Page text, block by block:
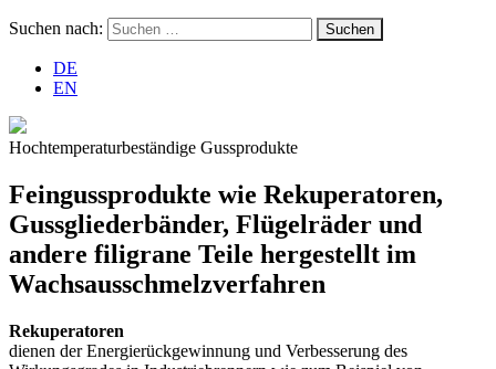
Suchen nach:
DE
EN
Hochtemperaturbeständige Gussprodukte
Feingussprodukte wie Rekuperatoren,
Gussgliederbänder, Flügelräder und
andere filigrane Teile hergestellt im
Wachsausschmelzverfahren
Rekuperatoren
dienen der Energierückgewinnung und Verbesserung des